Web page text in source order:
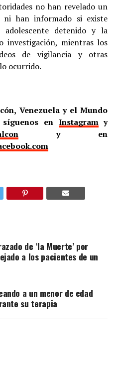
no han revelado un
han informado si existe
detenido y la
investigación, mientras los
de vigilancia y otras
ocurrido.
Venezuela y el Mundo
síguenos en Instagramy
y en
de ‘la Muerte’ por
a los pacientes de un
a un menor de edad
su terapia